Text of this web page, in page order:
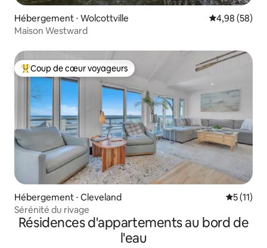
Hébergement ⋅ Wolcottville Évaluation
4,98 (58)
Maison Westward
Coups de cœur voyageurs les plus appréciés
Coup de cœur voyageurs
Hébergement ⋅ Cleveland
5 (11)
Sérénité du rivage
Résidences d'appartements au bord de
l'eau